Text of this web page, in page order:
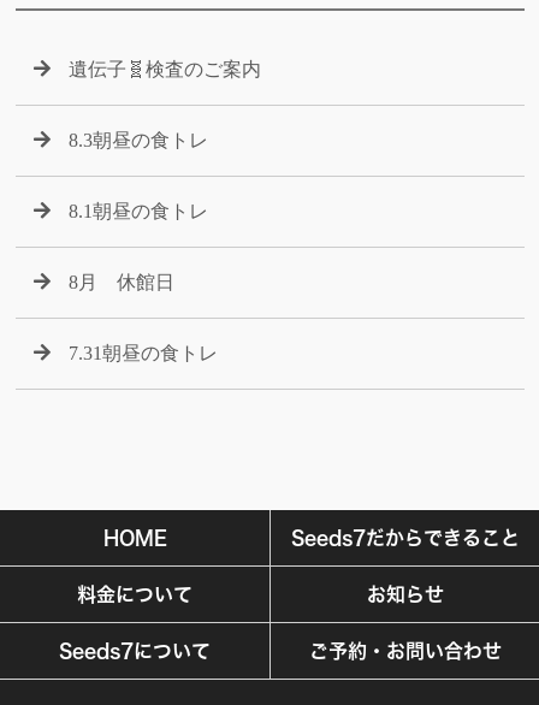
遺伝子🧬検査のご案内
8.3朝昼の食トレ
8.1朝昼の食トレ
8月 休館日
7.31朝昼の食トレ
HOME Seeds7だからできること
料金について お知らせ
Seeds7について ご予約・お問い合わせ